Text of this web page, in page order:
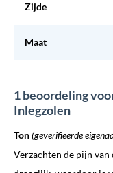
Zijde
Maat
1 beoordeling
Inlegzolen
Ton(geverifieerde
Verzachten de pijn